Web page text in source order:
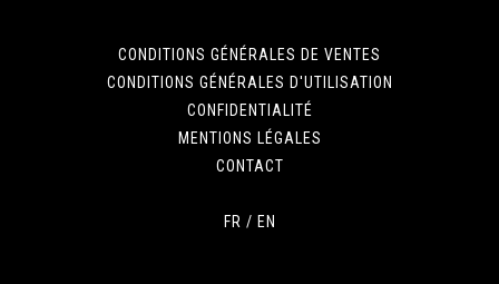
CONDITIONS GÉNÉRALES DE VENTES
CONDITIONS GÉNÉRALES D'UTILISATION
CONFIDENTIALITÉ
MENTIONS LÉGALES
CONTACT
FR / EN